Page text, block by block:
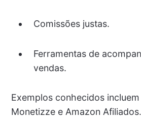
Comissões justas.
Ferramentas de
vendas.
Exemplos conhecidos
Monetizze e Amazon Afiliados.